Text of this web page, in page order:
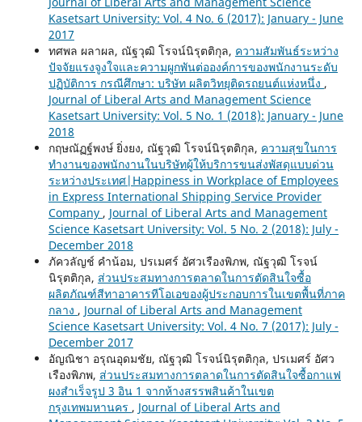
Kasetsart University: Vol. 4 No. 6 (2017): January - June
2017
ทศพล ผลาผล, ณัฐวุฒิ โรจน์นิรุตติกุล, ความสัมพันธ์ระหว่าง
ปัจจัยแรงจูงใจและความผูกพันต่อองค์การของพนักงานระดับ
ปฏิบัติการ กรณีศึกษา: บริษัท ผลิตวิทยุติดรถยนต์แห่งหนึ่ง ,
Journal of Liberal Arts and Management Science
Kasetsart University: Vol. 5 No. 1 (2018): January - June
2018
กฤษณัฏฐ์พงษ์ ยิ่งยง, ณัฐวุฒิ โรจน์นิรุตติกุล, ความสุขในการ
ทำงานของพนักงานในบริษัทผู้ให้บริการขนส่งพัสดุแบบด่วน
ระหว่างประเทศ|Happiness in Workplace of Employees
in Express International Shipping Service Provider
Company , Journal of Liberal Arts and Management
Science Kasetsart University: Vol. 5 No. 2 (2018): July -
December 2018
ภัควลัญช์ คำน้อม, ปรเมศร์ อัศวเรืองพิภพ, ณัฐวุฒิ โรจน์
นิรุตติกุล, ส่วนประสมทางการตลาดในการตัดสินใจซื้อ
ผลิตภัณฑ์สีทาอาคารทีโอเอของผู้ประกอบการในเขตพื้นที่ภาค
กลาง , Journal of Liberal Arts and Management
Science Kasetsart University: Vol. 4 No. 7 (2017): July -
December 2017
อัญณิชา อรุณอุดมชัย, ณัฐวุฒิ โรจน์นิรุตติกุล, ปรเมศร์ อัศว
เรืองพิภพ, ส่วนประสมทางการตลาดในการตัดสินใจซื้อกาแฟ
ผงสำเร็จรูป 3 อิน 1 จากห้างสรรพสินค้าในเขต
กรุงเทพมหานคร , Journal of Liberal Arts and